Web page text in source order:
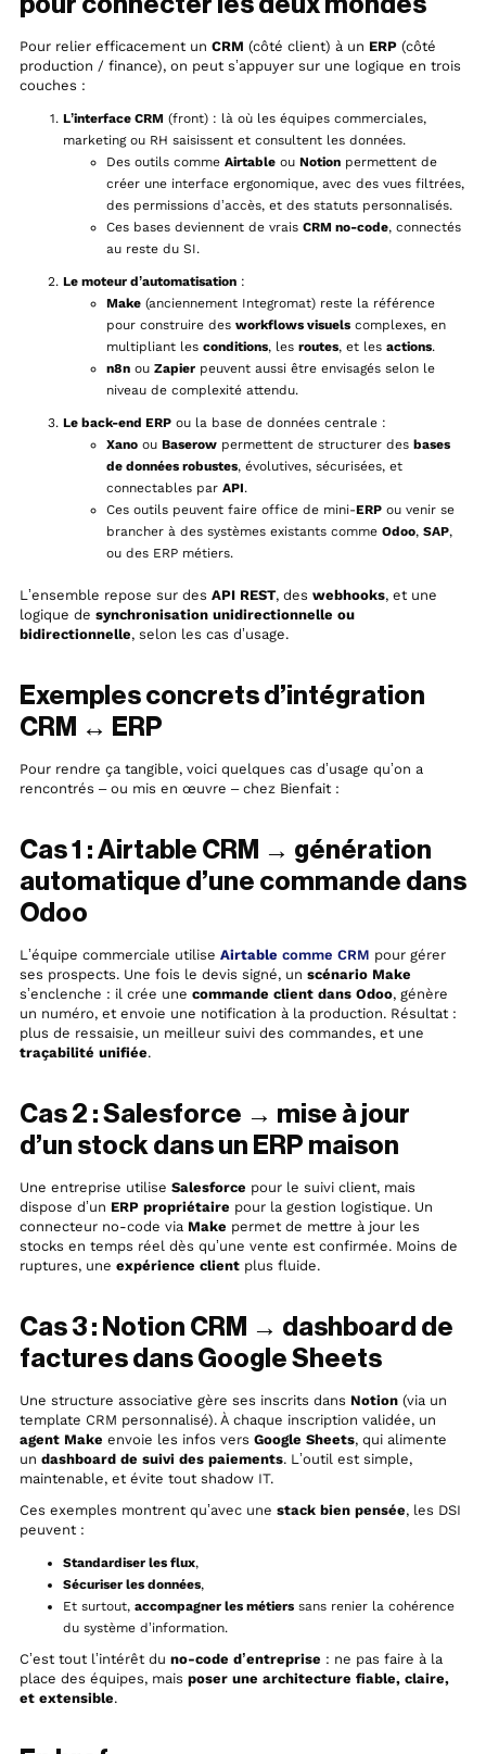
Pour relier efficacement un CRM (côté client) à un ERP(côté
production / finance), on peut s’appuyer sur une logique en trois
couches :
L’interface CRM (front) : là où les équipes commerciales,
marketing ou RH saisissent et consultent les données.
Des outils comme Airtableou Notionpermettent de
créer une interface ergonomique, avec des vues filtrées,
des permissions d’accès, et des statuts personnalisés.
Ces bases deviennent de vrais CRM no-code, connectés
au reste du SI.
Le moteur d’automatisation:
Make(anciennement Integromat) reste la référence
pour construire des workflows visuelscomplexes, en
multipliant les conditions, les routes, et les actions.
n8nou Zapierpeuvent aussi être envisagés selon le
niveau de complexité attendu.
Le back-end ERPou la base de données centrale :
Xanoou Baserowpermettent de structurer des bases
de données robustes, évolutives, sécurisées, et
connectables par API.
Ces outils peuvent faire office de mini-ERPou venir se
brancher à des systèmes existants comme Odoo, SAP,
ou des ERP métiers.
L’ensemble repose sur des API REST, des webhooks, et une
logique de synchronisation unidirectionnelle ou
bidirectionnelle, selon les cas d’usage.
Exemples concrets d’intégration
CRM ↔ ERP
Pour rendre ça tangible, voici quelques cas d’usage qu’on a
rencontrés – ou mis en œuvre – chez Bienfait :
Cas 1 : Airtable CRM → génération
automatique d’une commande dans
Odoo
L’équipe commerciale utilise Airtable comme CRM pour gérer
ses prospects. Une fois le devis signé, un scénario Make
s’enclenche : il crée une commande client dans Odoo, génère
un numéro, et envoie une notification à la production. Résultat :
plus de ressaisie, un meilleur suivi des commandes, et une
traçabilité unifiée.
Cas 2 : Salesforce → mise à jour
d’un stock dans un ERP maison
Une entreprise utilise Salesforce pour le suivi client, mais
dispose d’un ERP propriétaire pour la gestion logistique. Un
connecteur no-code via Make permet de mettre à jour les
stocks en temps réel dès qu’une vente est confirmée. Moins de
ruptures, une expérience clientplus fluide.
Cas 3 : Notion CRM → dashboard de
factures dans Google Sheets
Une structure associative gère ses inscrits dans Notion(via un
template CRM personnalisé). À chaque inscription validée, un
agent Make envoie les infos vers Google Sheets, qui alimente
un dashboard de suivi des paiements. L’outil est simple,
maintenable, et évite tout shadow IT.
Ces exemples montrent qu’avec une stack bien pensée, les DSI
peuvent :
Standardiser les flux,
Sécuriser les données,
Et surtout, accompagner les métierssans renier la cohérence
du système d’information.
C’est tout l’intérêt du no-code d’entreprise : ne pas faire à la
place des équipes, mais poser une architecture fiable, claire,
et extensible.